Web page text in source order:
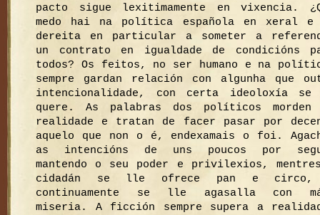
pacto sigue lexitimamente en vixencia.
medo hai na política española en xeral e
dereita en particular a someter a
un contrato en igualdade de condicións
todos? Os feitos, no ser humano e na
sempre gardan relación con algunha que
intencionalidade, con certa ideoloxía se
quere. As palabras dos políticos morden
realidade e tratan de facer pasar por
aquelo que non o é, endexamais o foi.
as intencións de uns poucos por
mantendo o seu poder e privilexios,
cidadán se lle ofrece pan e
continuamente se lle agasalla con
miseria. A ficción sempre supera a